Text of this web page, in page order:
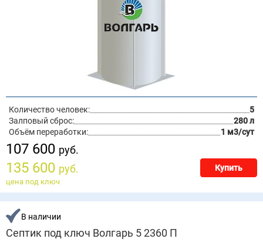
Количество человек:
5
Залповый сброс:
280 л
Объём переработки:
1 м3/сут
107 600 руб.
135 600 руб. Купить
цена под ключ
В наличии
Септик под ключ Волгарь 5 2360 П